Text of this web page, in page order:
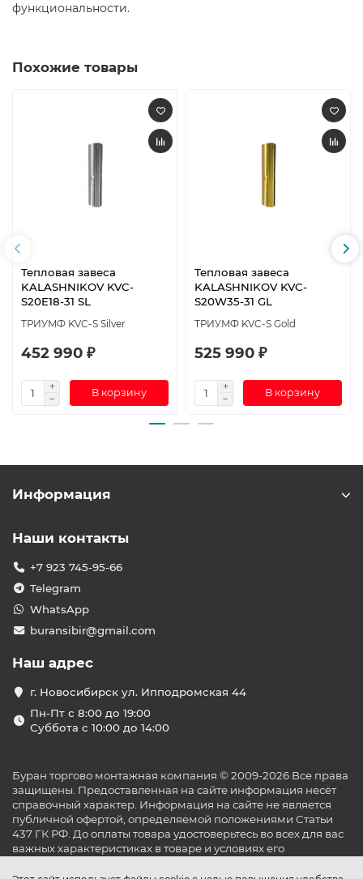
функциональности.
Похожие товары
Тепловая завеса
KALASHNIKOV KVC-
S20E18-31 SL
ТРИУМФ KVC-S Silver
452 990 ₽
В корзину
Тепловая завеса
KALASHNIKOV KVC-
S20W35-31 GL
ТРИУМФ KVC-S Gold
525 990 ₽
В корзину
Информация
Наши контакты
+7 923 745-95-66
Telegram
WhatsApp
buransibir@gmail.com
Наш адрес
г. Новосибирск ул. Ипподромская 44
Пн-Пт с 8:00 до 19:00
Суббота с 10:00 до 14:00
Буран торгово монтажная компания © 2009-2026 Все права
защищены. Предоставленная на сайте информация несёт
справочный характер. Информация на сайте не является
публичной офертой, определяемой положениями Статьи
437 ГК РФ. До оплаты товара удостоверьтесь во всех для вас
важных характеристиках в товаре и условиях его